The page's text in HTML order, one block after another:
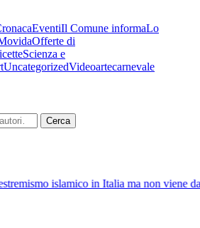
EventiIl Comune informaLo
Offerte di
Scienza e
UncategorizedVideoartecarnevale
Cerca
islamico in Italia ma non viene